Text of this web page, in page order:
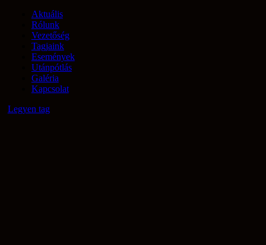
Aktuális
Rólunk
Vezetőség
Tagjaink
Események
Utánpótlás
Galéria
Kapcsolat
Legyen tag